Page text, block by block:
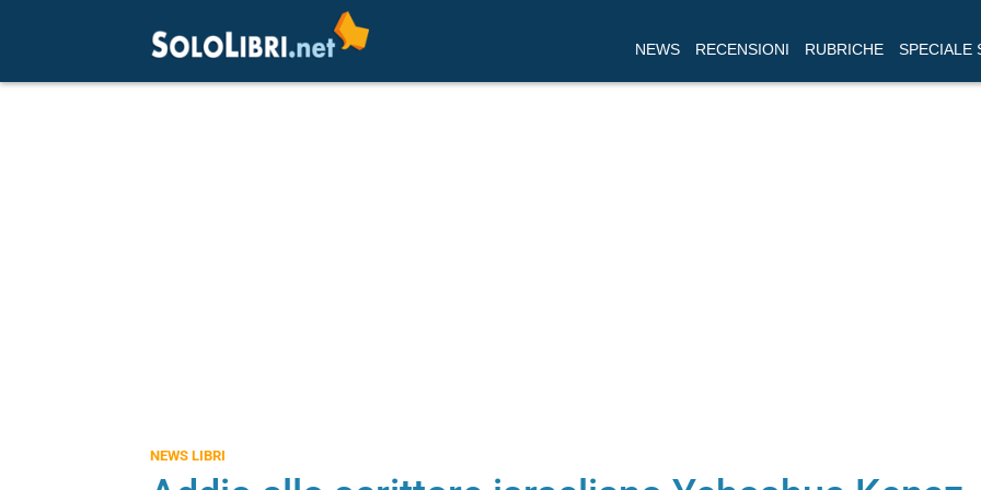
NEWS RECENSIONI RUBRICHE SPECIALE
NEWS LIBRI